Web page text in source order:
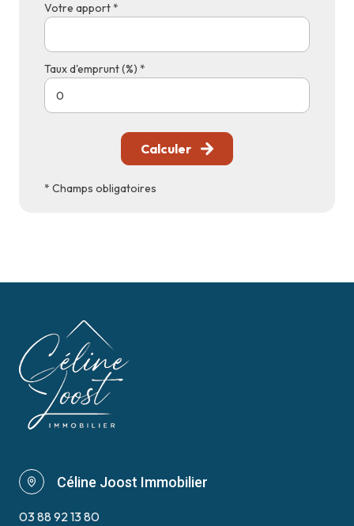
Votre apport *
Taux d'emprunt (%) *
Calculer
* Champs obligatoires
Céline Joost Immobilier
03 88 92 13 80